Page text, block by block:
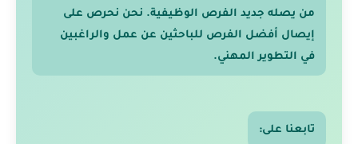
من يصله جديد الفرص الوظيفية. نحن نحرص على
إيصال أفضل الفرص للباحثين عن عمل والراغبين
في التطوير المهني.
تابعنا على: